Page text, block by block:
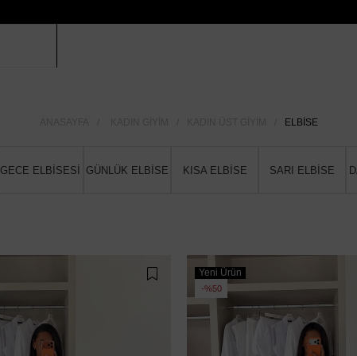
ELBISE
GECE ELBİSESİ GÜNLÜK ELBİSE KISA ELBİSE SARI ELBİSE
Yeni Ürün
%50